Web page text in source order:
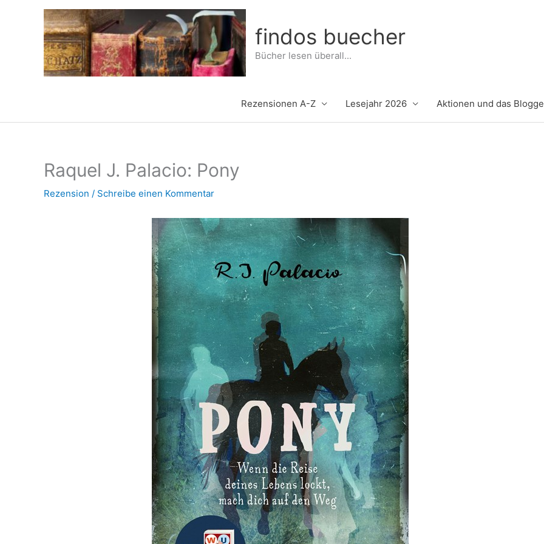
findos buecher
Bücher lesen überall...
Rezensionen A-Z Lesejahr 2026 Aktionen und das
Raquel J. Palacio: Pony
Rezension / Schreibe einen Kommentar